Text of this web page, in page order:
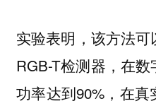
实验表明，该方法
RGB-T检测器，在
功率达到90%，在